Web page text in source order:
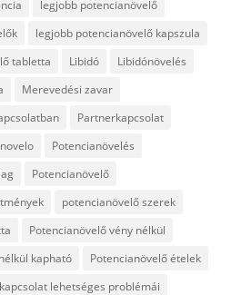
legjobb potencianövelő
legjobb potencianövelő kapszula
tabletta
Libidó
Libidónövelés
Merevedési zavar
Partnerkapcsolat
Potencianövelés
Potencianövelő
potencianövelő szerek
Potencianövelő vény nélkül
kapható
Potencianövelő ételek
lehetséges problémái